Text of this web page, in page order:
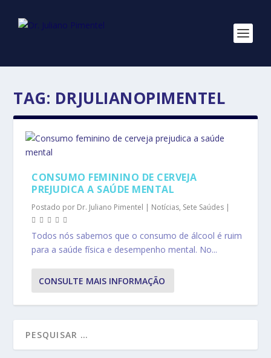
TAG: DRJULIANOPIMENTEL
CONSUMO FEMININO DE CERVEJA
PREJUDICA A SAÚDE MENTAL
Postado por Dr. Juliano Pimentel | Notícias, Sete Saúdes |
Todos nós sabemos que o consumo de álcool é ruim
para a saúde física e desempenho mental. No...
CONSULTE MAIS INFORMAÇÃO